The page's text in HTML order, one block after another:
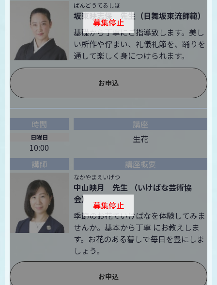
ばんどうてるしほ
坂東映志保 先生（日舞坂東流師範）
基礎から丁寧にご指導致します。美し
い所作や佇まい、礼儀礼節を、踊りを
通して楽しく身につけられます。
お申込
募集停止
日曜日
10:00
生花
なかやまえいげつ
中山映月 先生 （いけばな芸術協
会）
季節のお花でいけばなを体験してみま
せんか。基本から丁寧 にお教えしま
す。お花のある暮しで毎日を豊にしま
しょう。
お申込
募集停止